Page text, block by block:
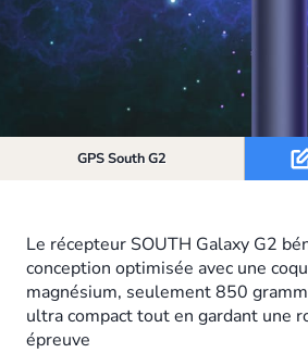
GPS South G2
Le récepteur SOUTH Galaxy G2
conception optimisée avec une
magnésium, seulement 850
ultra compact tout en gardant une
épreuve